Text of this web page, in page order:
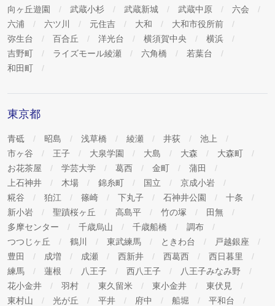
向ヶ丘遊園
武蔵小杉 武蔵新城 武蔵中原
六会
六浦
六ツ川 元住吉 大和
大和市役所前
弥生台
百合丘 洋光台 横須賀中央
横浜
吉野町
ライズモール綾瀬 六角橋
若葉台
和田町
東京都
青砥 昭島 浅草橋 綾瀬 井荻
池上
市ヶ谷
王子 大泉学園 大島 大森
大森町
お花茶屋
学芸大学 葛西 金町
蒲田
上石神井
木場 錦糸町 国立
京成小岩
糀谷
狛江 篠崎 下丸子 石神井公園
十条
新小岩
聖蹟桜ヶ丘 高島平 竹の塚
田無
多摩センター
千歳烏山 千歳船橋
調布
つつじヶ丘
鶴川 東武練馬 ときわ台
戸越銀座
豊田
成増 成瀬 西新井 西葛西
西日暮里
練馬
蓮根 八王子 西八王子
八王子みなみ野
花小金井
羽村 東久留米 東小金井
東伏見
東村山
光が丘 平井 府中 船堀
平和台